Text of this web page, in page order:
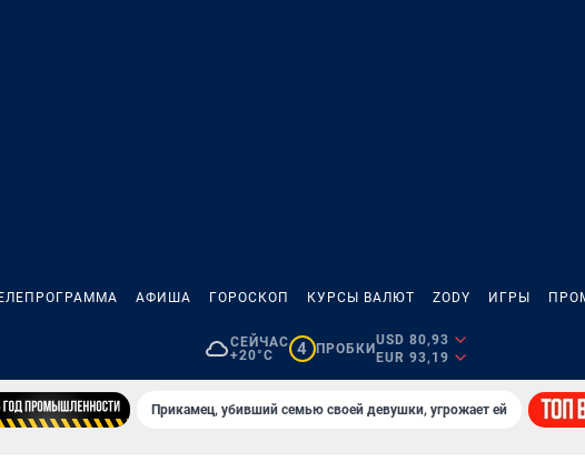
АФИША ГОРОСКОП КУРСЫ ВАЛЮТ ZODY ИГРЫ
СЕЙЧАС
+20°C
4 ПРОБКИ
USD 80,93
EUR 93,19
Прикамец, убивший семью своей девушки, угрожает ей